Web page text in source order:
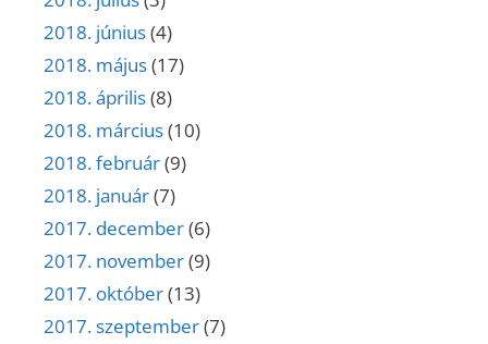
2018. június(4)
2018. május(17)
2018. április(8)
2018. március(10)
2018. február(9)
2018. január(7)
2017. december(6)
2017. november(9)
2017. október(13)
2017. szeptember(7)